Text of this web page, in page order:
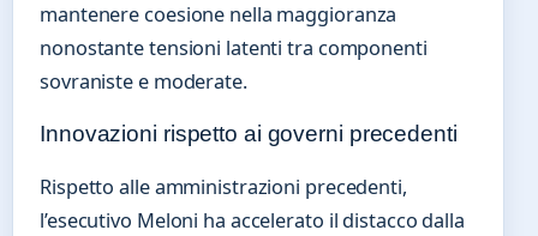
mantenere coesione nella maggioranza
nonostante tensioni latenti tra componenti
sovraniste e moderate.
Innovazioni rispetto ai governi precedenti
Rispetto alle amministrazioni precedenti,
l’esecutivo Meloni ha accelerato il distacco dalla